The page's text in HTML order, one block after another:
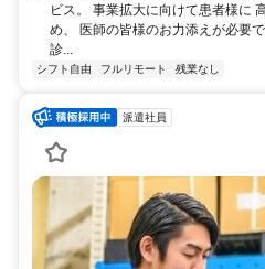
ビス。 事業拡大に向けて患者様に
め、 医師の皆様のお力添えが必要
診...
シフト自由 フルリモート 残業なし
派遣社員